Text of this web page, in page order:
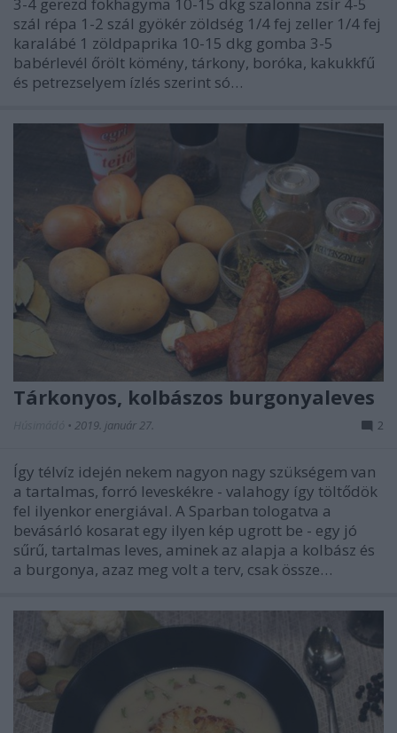
szál répa 1-2 szál gyökér zöldség 1/4 fej zeller 1/4 fej
karalábé 1 zöldpaprika 10-15 dkg gomba 3-5
babérlevél őrölt kömény, tárkony, boróka, kakukkfű
és petrezselyem ízlés szerint só…
Tárkonyos, kolbászos burgonyaleves
• 2019. január 27. 2
Így télvíz idején nekem nagyon nagy szükségem van
a tartalmas, forró leveskékre - valahogy így töltődök
fel ilyenkor energiával. A Sparban tologatva a
bevásárló kosarat egy ilyen kép ugrott be - egy jó
sűrű, tartalmas leves, aminek az alapja a kolbász és
a burgonya, azaz meg volt a terv, csak össze…